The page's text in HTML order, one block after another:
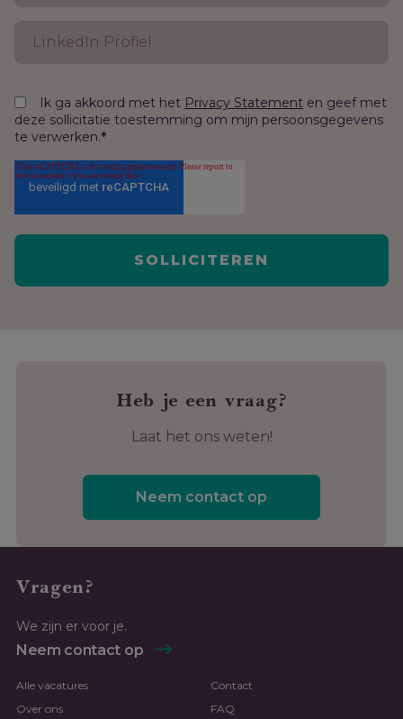
Ik ga akkoord met het Privacy Statement en geef met
deze sollicitatie toestemming om mijn persoonsgegevens
te verwerken.*
Heb je een vraag?
Laat het ons weten!
Neem contact op
Vragen?
We zijn er voor je.
Neem contact op
Alle vacatures
Contact
Over ons
FAQ